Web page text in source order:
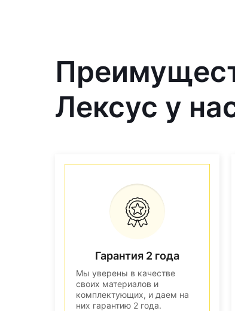
Лексус у
Гарантия 2 года
Мы уверены в качестве
своих материалов и
комплектующих, и даем на
них гарантию 2 года.